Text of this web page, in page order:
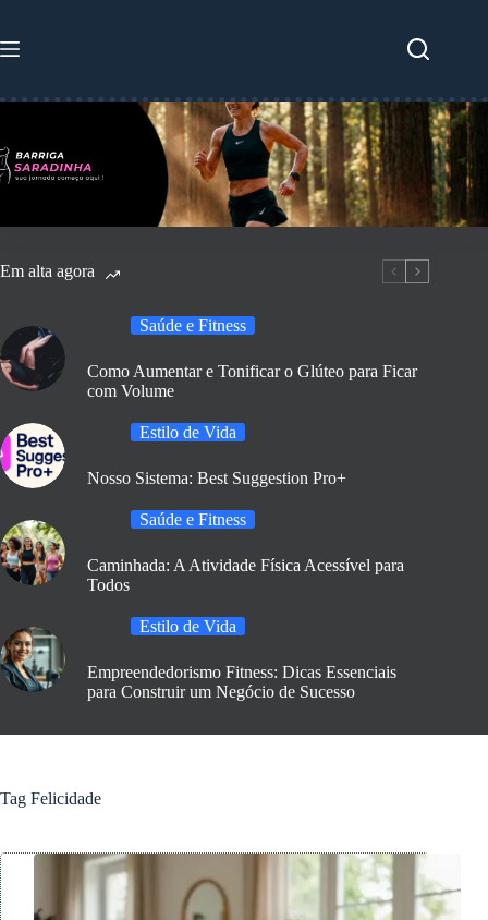
o
Em alta agora
Saúde e Fitness
Como Aumentar e Tonificar o Glúteo para Ficar
com Volume
Estilo de Vida
Nosso Sistema: Best Suggestion Pro+
Saúde e Fitness
Caminhada: A Atividade Física Acessível para
Todos
Estilo de Vida
Empreendedorismo Fitness: Dicas Essenciais
para Construir um Negócio de Sucesso
Tag Felicidade